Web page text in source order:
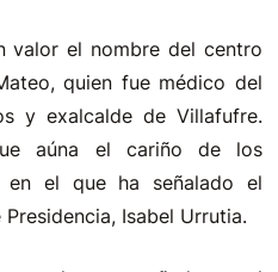
valor el nombre del centro
quien fue médico del
y exalcalde de Villafufre.
aúna el cariño de los
en el que ha señalado el
Isabel Urrutia.